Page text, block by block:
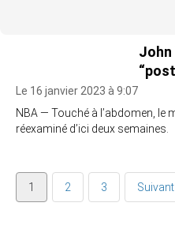
John
Le 16 janvier 2023 à 9:07
NBA — Touché à l’abdomen, le
réexaminé d’ici deux semaines.
1 2 3